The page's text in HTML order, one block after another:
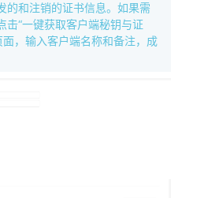
的和注销的证书信息。如果需
击“一键获取客户端秘钥与证
面，输入客户端名称和备注，成